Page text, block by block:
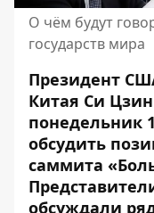
О чём будут
государств мира
Президент
Китая Си
понедельник
обсудить
саммита «
обсуждали